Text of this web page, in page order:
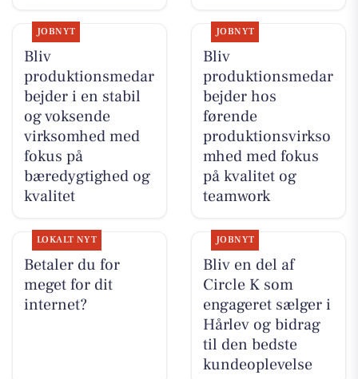
JOBNYT
Bliv
produktionsmedar
bejder i en stabil
og voksende
virksomhed med
fokus på
bæredygtighed og
kvalitet
JOBNYT
Bliv
produktionsmedar
bejder hos
førende
produktionsvirkso
mhed med fokus
på kvalitet og
teamwork
LOKALT NYT
Betaler du for
meget for dit
internet?
JOBNYT
Bliv en del af
Circle K som
engageret sælger i
Hårlev og bidrag
til den bedste
kundeoplevelse